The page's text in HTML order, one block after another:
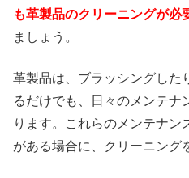
も革製品のクリーニングが必
ましょう。
革製品は、ブラッシングした
るだけでも、日々のメンテナ
ります。これらのメンテナ
がある場合に、クリーニング